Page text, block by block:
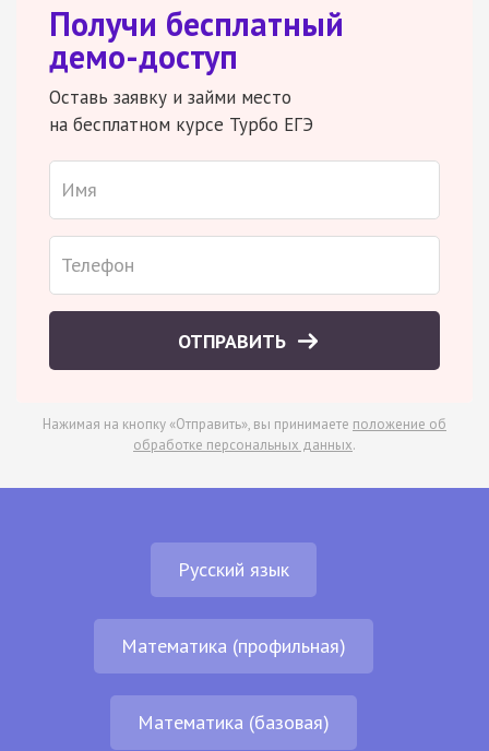
Получи бесплатный
демо-доступ
Оставь заявку и займи место
на бесплатном курсе Турбо ЕГЭ
ОТПРАВИТЬ
Нажимая на кнопку «Отправить», вы принимаете положение об
обработке персональных данных.
Русский язык
Математика (профильная)
Математика (базовая)